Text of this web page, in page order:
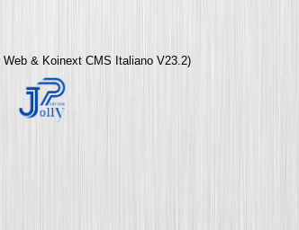
Web & Koinext CMS Italiano V23.2)